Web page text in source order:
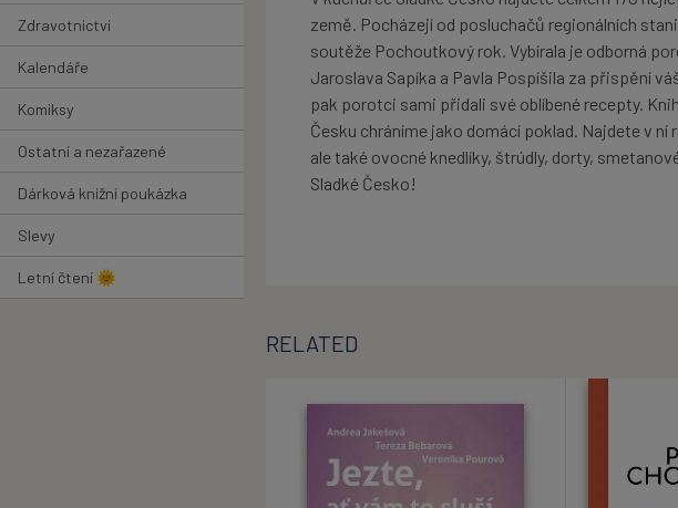
Zdravotnictví
Kalendáře
Komiksy
Ostatní a nezařazené
Dárková knižní poukázka
Slevy
Letní čtení 🌞
země. Pocházejí od posluchačů regionálních
soutěže Pochoutkový rok. Vybírala je odborná
Jaroslava Sapíka a Pavla Pospíšila za přispění
pak porotci sami přidali své oblíbené recepty.
Česku chráníme jako domácí poklad. Najdete v
ale také ovocné knedlíky, štrúdly, dorty,
Sladké Česko!
RELATED